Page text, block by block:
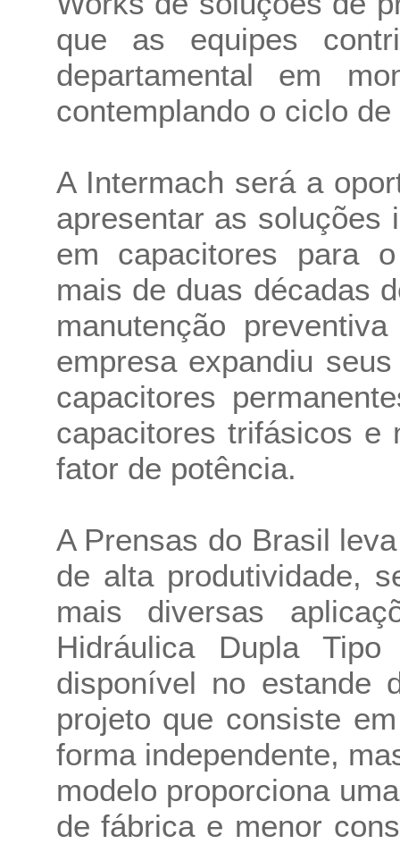
que as equipes
departamental em
contemplando o ciclo
A Intermach será a
apresentar as soluções
em capacitores para
mais de duas décadas
manutenção
empresa expandiu
capacitores
capacitores trifásicos e
fator de potência.
A Prensas do Brasil
de alta produtividade,
mais diversas
Hidráulica Dupla
disponível no estande
projeto que consiste
forma independente,
modelo proporciona
de fábrica e menor